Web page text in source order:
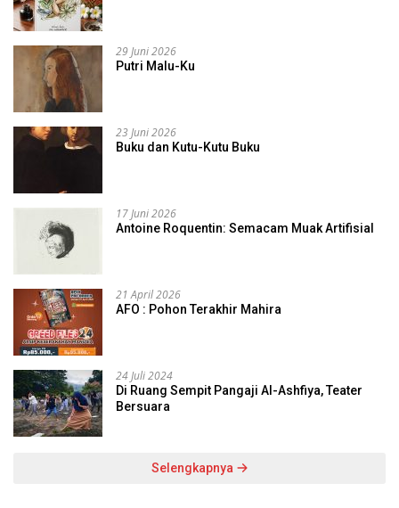
29 Juni 2026
Putri Malu-Ku
23 Juni 2026
Buku dan Kutu-Kutu Buku
17 Juni 2026
Antoine Roquentin: Semacam Muak Artifisial
21 April 2026
AFO : Pohon Terakhir Mahira
24 Juli 2024
Di Ruang Sempit Pangaji Al-Ashfiya, Teater
Bersuara
Selengkapnya